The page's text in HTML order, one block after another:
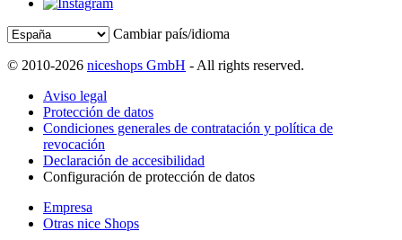
Cambiar país/idioma
© 2010-2026 niceshops GmbH - All rights reserved.
Aviso legal
Protección de datos
Condiciones generales de contratación y política de
revocación
Declaración de accesibilidad
Configuración de protección de datos
Empresa
Otras nice Shops